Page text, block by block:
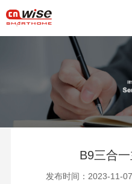
B9三合
发布时间：2023-11-